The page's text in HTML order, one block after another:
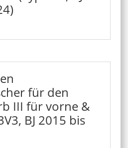
für den
III für vorne &
BJ 2015 bis